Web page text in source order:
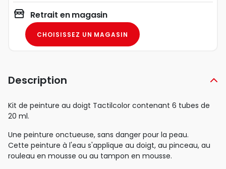
Retrait en magasin
CHOISISSEZ UN MAGASIN
Description
Kit de peinture au doigt Tactilcolor contenant 6 tubes de
20 ml.
Une peinture onctueuse, sans danger pour la peau.
Cette peinture à l'eau s'applique au doigt, au pinceau, au
rouleau en mousse ou au tampon en mousse.